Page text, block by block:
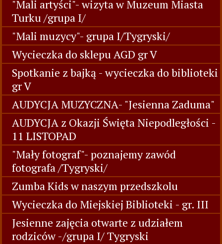
"Mali artyści"- wizyta w Muzeum Miasta
Turku /grupa I/
"Mali muzycy"- grupa I/Tygryski/
Wycieczka do sklepu AGD gr V
Spotkanie z bajką - wycieczka do biblioteki
gr V
AUDYCJA MUZYCZNA- "Jesienna Zaduma"
AUDYCJA z Okazji Święta Niepodległości -
11 LISTOPAD
"Mały fotograf"- poznajemy zawód
fotografa /Tygryski/
Zumba Kids w naszym przedszkolu
Wycieczka do Miejskiej Biblioteki - gr. III
Jesienne zajęcia otwarte z udziałem
rodziców -/grupa I/ Tygryski